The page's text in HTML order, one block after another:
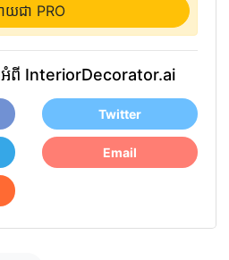
ាយជា PRO
កអំពី InteriorDecorator.ai
Twitter
Email